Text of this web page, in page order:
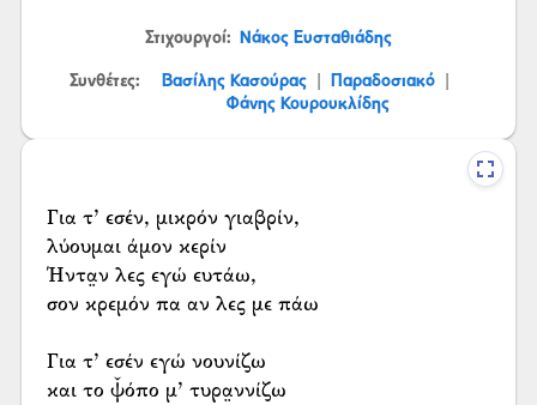
Στιχουργοί: Νάκος Ευσταθιάδης
Συνθέτες:
Βασίλης Κασούρας Παραδοσιακό
Φάνης Κουρουκλίδης
Για τ’ εσέν, μικρόν γιαβρίν,
λύουμαι άμον κερίν
Ήντα̤ν λες εγώ ευτάω,
σον κρεμόν πα αν λες με πάω
Για τ’ εσέν εγώ νουνίζω
και το ψ̌όπο μ’ τυρα̤ννίζω